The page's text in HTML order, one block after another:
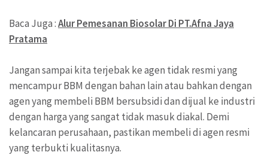
Baca Juga :Alur Pemesanan Biosolar Di PT.Afna Jaya
Pratama
Jangan sampai kita terjebak ke agen tidak resmi yang
mencampur BBM dengan bahan lain atau bahkan dengan
agen yang membeli BBM bersubsidi dan dijual ke industri
dengan harga yang sangat tidak masuk diakal. Demi
kelancaran perusahaan, pastikan membeli di agen resmi
yang terbukti kualitasnya.